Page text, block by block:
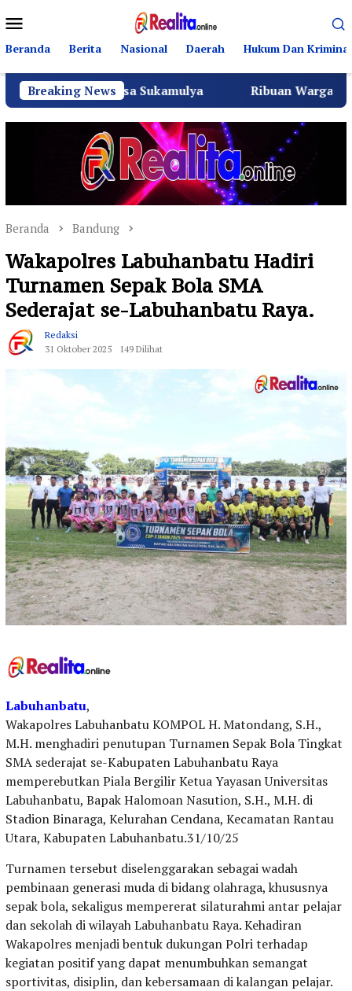
ke
kontenMobile
Beranda Berita Nasional Daerah Hukum Dan Kriminal
Breaking News
Desa Sukamulya Ribuan Warga Sukamulya
Beranda Bandung
Wakapolres Labuhanbatu Hadiri
Turnamen Sepak Bola SMA
Sederajat se-Labuhanbatu Raya.
Redaksi
31 Oktober 2025
149 Dilihat
Labuhanbatu,
Wakapolres Labuhanbatu KOMPOL H. Matondang, S.H.,
M.H. menghadiri penutupan Turnamen Sepak Bola Tingkat
SMA sederajat se-Kabupaten Labuhanbatu Raya
memperebutkan Piala Bergilir Ketua Yayasan Universitas
Labuhanbatu, Bapak Halomoan Nasution, S.H., M.H. di
Stadion Binaraga, Kelurahan Cendana, Kecamatan Rantau
Utara, Kabupaten Labuhanbatu.31/10/25
Turnamen tersebut diselenggarakan sebagai wadah
pembinaan generasi muda di bidang olahraga, khususnya
sepak bola, sekaligus mempererat silaturahmi antar pelajar
dan sekolah di wilayah Labuhanbatu Raya. Kehadiran
Wakapolres menjadi bentuk dukungan Polri terhadap
kegiatan positif yang dapat menumbuhkan semangat
sportivitas, disiplin, dan kebersamaan di kalangan pelajar.